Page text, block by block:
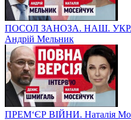
ПОСОЛ ЗАНОЗА. НАШ.
Андрій Мельник
ПРЕМ‘ЄР ВІЙНИ. Наталія